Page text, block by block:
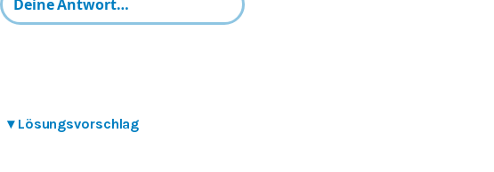
▾ Lösungsvorschlag